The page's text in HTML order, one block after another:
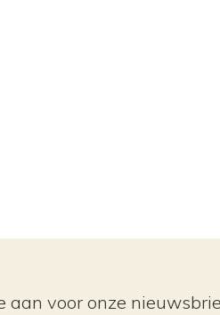
aan voor onze